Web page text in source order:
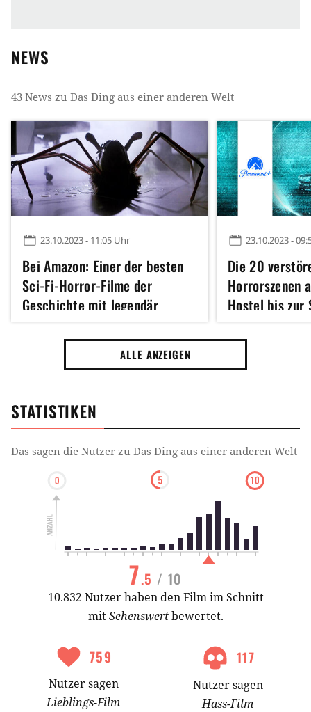
NEWS
43 News zu Das Ding aus einer anderen Welt
23.10.2023 - 11:05 Uhr
Bei Amazon: Einer der besten
Sci-Fi-Horror-Filme der
Geschichte mit legendär
ekliger Szene (Wir haben euch
gewarnt!)
23.10.2023 -
Die 20
Horrorszenen
Hostel bis zur
in Don't
ALLE ANZEIGEN
STATISTIKEN
Das sagen die Nutzer zu Das Ding aus einer anderen Welt
7.5 / 10
10.832 Nutzer haben den Film im Schnitt
mitSehenswertbewertet.
759
Nutzersagen
Lieblings-Film
117
Nutzersagen
Hass-Film